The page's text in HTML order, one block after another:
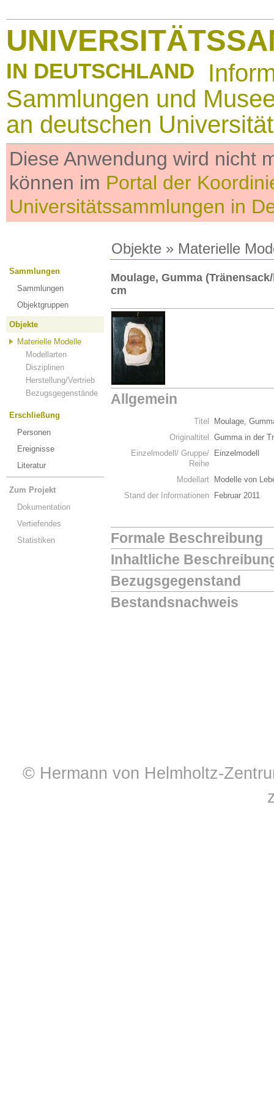
IN DEUTSCHLAND
Sammlungen und
an deutschen
Diese Anwendung wird nicht
können im Portal der
Universitätssammlungen in
Objekte » Materielle
Sammlungen
Sammlungen
Objektgruppen
Objekte
Materielle Modelle
Modellarten
Disziplinen
Herstellung/Vertrieb
Bezugsgegenstände
Erschließung
Personen
Ereignisse
Literatur
Zum Projekt
Dokumentation
Vertiefendes
Statistiken
Moulage, Gumma
cm
Allgemein
Titel
Moulage,
Originaltitel
Gumma in der
Einzelmodell/ Gruppe/
Reihe
Einzelmodell
Modellart
Modelle von
Stand der Informationen
Februar 2011
Formale Beschreibung
Inhaltliche
Bezugsgegenstand
Bestandsnachweis
© Hermann von Helmholtz-